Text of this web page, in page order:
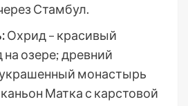
Стамбул.
Охрид – красивый
озере; древний
монастырь
Матка с карстовой